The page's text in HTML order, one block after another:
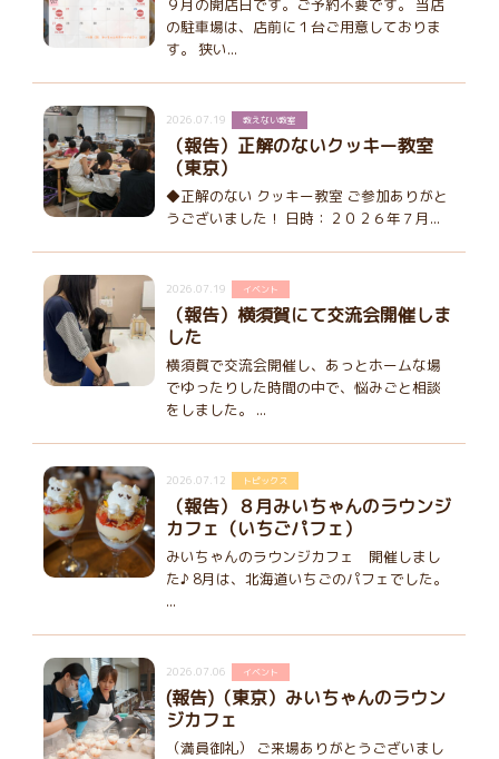
９月の開店日です。ご予約不要です。 当店
の駐車場は、店前に１台ご用意しておりま
す。 狭い...
2026.07.19 教えない教室
（報告）正解のないクッキー教室
（東京）
◆正解のない クッキー教室 ご参加ありがと
うございました！ 日時：２０２６年７月...
2026.07.19 イベント
（報告）横須賀にて交流会開催しま
した
横須賀で交流会開催し、あっとホームな場
でゆったりした時間の中で、悩みごと相談
をしました。 ...
2026.07.12 トピックス
（報告）８月みいちゃんのラウンジ
カフェ（いちごパフェ）
みいちゃんのラウンジカフェ 開催しまし
た♪ 8月は、北海道いちごのパフェでした。
...
2026.07.06 イベント
(報告)（東京）みいちゃんのラウン
ジカフェ
（満員御礼） ご来場ありがとうございまし